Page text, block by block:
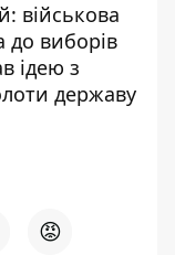
військова
до виборів
ідею з
державу
😡